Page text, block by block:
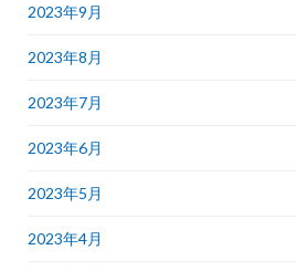
2023年9月
2023年8月
2023年7月
2023年6月
2023年5月
2023年4月